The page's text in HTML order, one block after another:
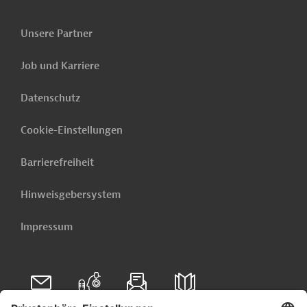
Unsere Partner
Job und Karriere
Datenschutz
Cookie-Einstellungen
Barrierefreiheit
Hinweisgebersystem
Impressum